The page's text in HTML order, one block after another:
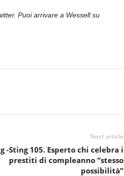
Puoi arrivare a Wessell su
Next article
-Sting 105. Esperto chi celebra i
prestiti di compleanno “stesso
possibilità”